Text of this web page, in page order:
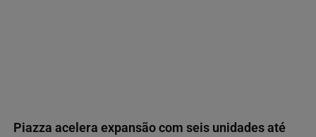
Piazza acelera expansão com seis unidades até